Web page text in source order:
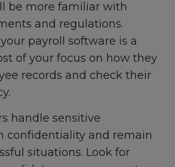
be more familiar with
and regulations.
payroll software is a
of your focus on how they
records and check their
handle sensitive
confidentiality and remain
situations. Look for